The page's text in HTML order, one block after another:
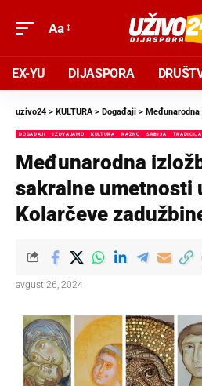
Aa
EX-YU DIJASPORA
uzivo24 > KULTURA> Događaji > Međunarodna izložba
DOGAĐAJI IZDVAJAMO KULTURA RAZNO SRBIJA
Međunarodna
sakralne umetnosti
Kolarčeve
avgust 26, 2024